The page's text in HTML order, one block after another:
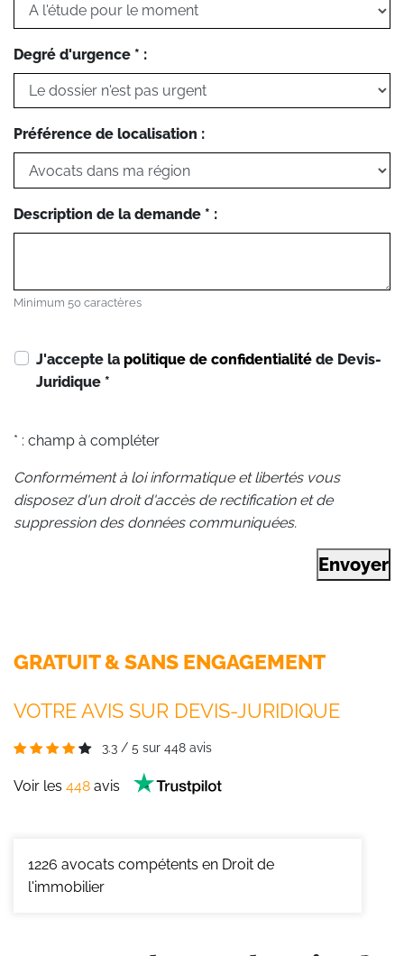
Degré d'urgence * :
Préférence de localisation :
Description de la demande * :
Minimum 50 caractères
J'accepte la politique de confidentialité de Devis-
Juridique *
* : champ à compléter
Conformément à loi informatique et libertés vous
disposez d'un droit d'accès de rectification et de
suppression des données communiquées.
Envoyer
GRATUIT & SANS ENGAGEMENT
VOTRE AVIS SUR DEVIS-JURIDIQUE
3.3 / 5 sur 448 avis
Voir les 448 avis
1226 avocats compétents en Droit de
l'immobilier